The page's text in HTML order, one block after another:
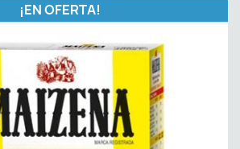
¡EN OFERTA!